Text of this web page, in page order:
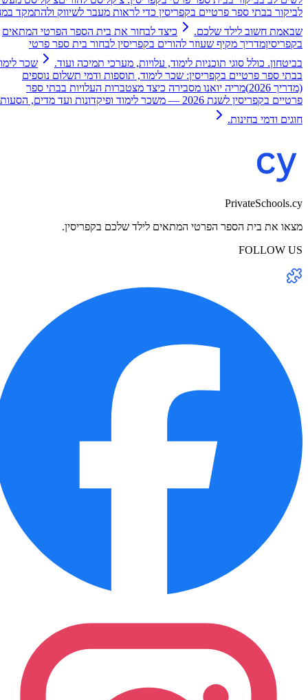
לביקור בבתי ספר פרטיים בקפריסין כדי לראות מעבר לשיווק ולהתמקד במה
שבאמת חשוב לילד שלכם.
כיצד לבחור את בית הספר הפרטי המתאים
בקפריסיןמדריך מקיף שעוזר להורים בקפריסין לבחור בית ספר פרטי
בביטחון. כולל סוגי תוכניות לימוד, עלויות, מערכי תמיכה ועוד.
שכר לימוד
בבתי ספר פרטיים בקפריסין: שכר לימוד, תוספות ודמי תשלום נוספים
(מדריך 2026)
מריה יואנו מסבירה כיצד מצטברות העלויות בבתי ספר
פרטיים בקפריסין לשנת 2026 — משכר לימוד ופיקדונות ועד מדים, הסעות,
חוגים ודמי בחינות.
PrivateSchools.cy
מצאו את בית הספר הפרטי המתאים לילד שלכם בקפריסין.
FOLLOW US